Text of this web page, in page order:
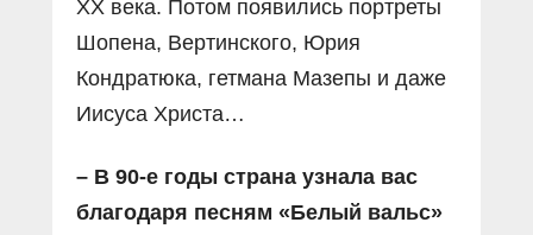
ХХ века. Потом появились портреты
Шопена, Вертинского, Юрия
Кондратюка, гетмана Мазепы и даже
Иисуса Христа…
– В 90-е годы страна узнала вас
благодаря песням «Белый вальс»